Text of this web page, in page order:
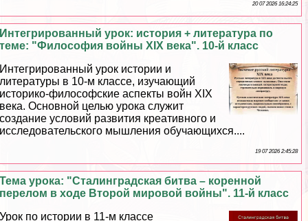
20 07 2026 16:24:25
Интегрированный урок: история + литература по
теме: "Философия войны XIX века". 10-й класс
Интегрированный урок истории и
литературы в 10-м классе, изучающий
историко-философские аспекты войн XIX
века. Основной целью урока служит
создание условий развития креативного и
исследовательского мышления обучающихся....
19 07 2026 2:45:28
Тема урока: "Сталинградская битва – коренной
перелом в ходе Второй мировой войны". 11-й класс
Урок по истории в 11-м классе